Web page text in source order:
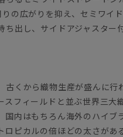
の広がりを抑え、セミワイ
出し、サイドアジャスター
くから織物生産が盛んに行
フィールドと並ぶ世界三大
内はもちろん海外のハイブ
ピカルの倍ほどの太さがあ